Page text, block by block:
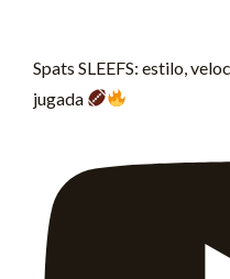
Spats SLEEFS: estilo,
jugada